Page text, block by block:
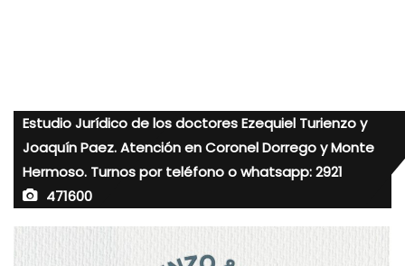
Estudio Jurídico de los doctores Ezequiel Turienzo y
Joaquín Paez. Atención en Coronel Dorrego y Monte
Hermoso. Turnos por teléfono o whatsapp: 2921
471600